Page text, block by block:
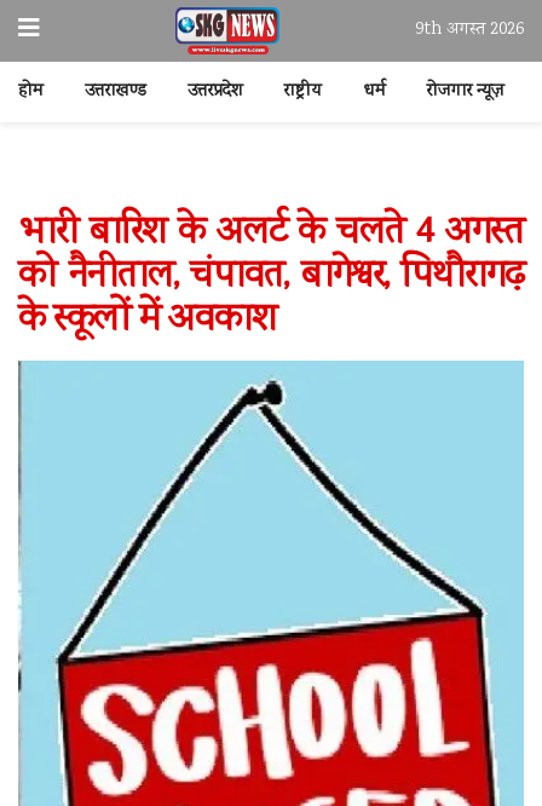
9th अगस्त 2026
होम उत्तराखण्ड उत्तरप्रदेश राष्ट्रीय धर्म रोजगार न्यूज़
भारी बारिश के अलर्ट के चलते 4 अगस्त
को नैनीताल, चंपावत, बागेश्वर, पिथौरागढ़
के स्कूलों में अवकाश